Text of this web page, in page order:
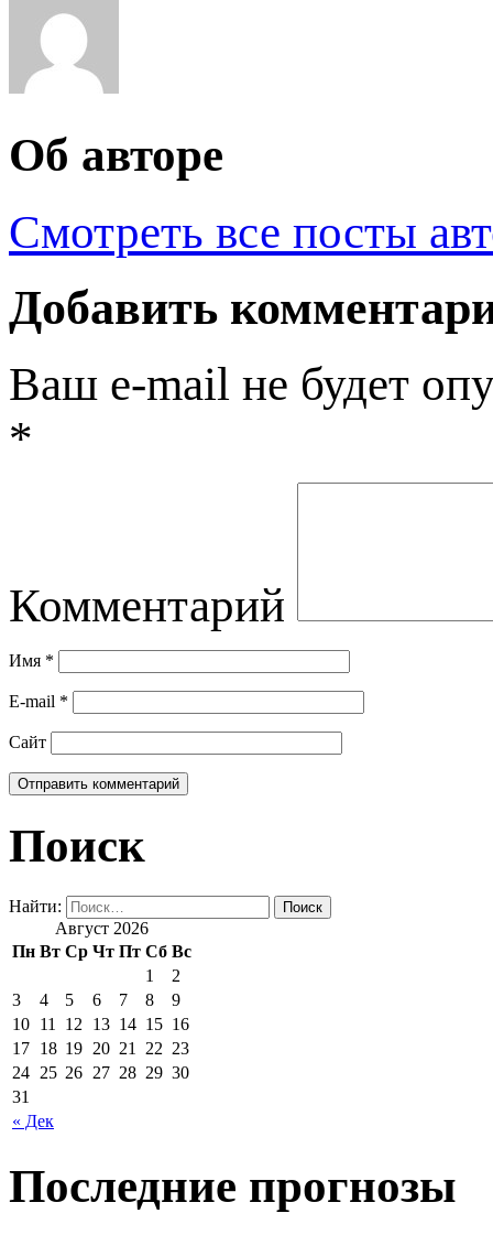
Об авторе
Смотреть все посты
Добавить
Ваш e-mail не будет
*
Комментарий
Имя *
E-mail *
Сайт
Поиск
Найти:
Август 2026
Пн Вт Ср Чт Пт Сб Вс
« Дек
1
2
3
4 5 6 7 8
9
10 11 12 13 14 15 16
17 18 19 20 21 22 23
24 25 26 27 28 29 30
31
Последние прогнозы